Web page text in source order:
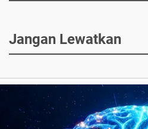
Jangan Lewatkan